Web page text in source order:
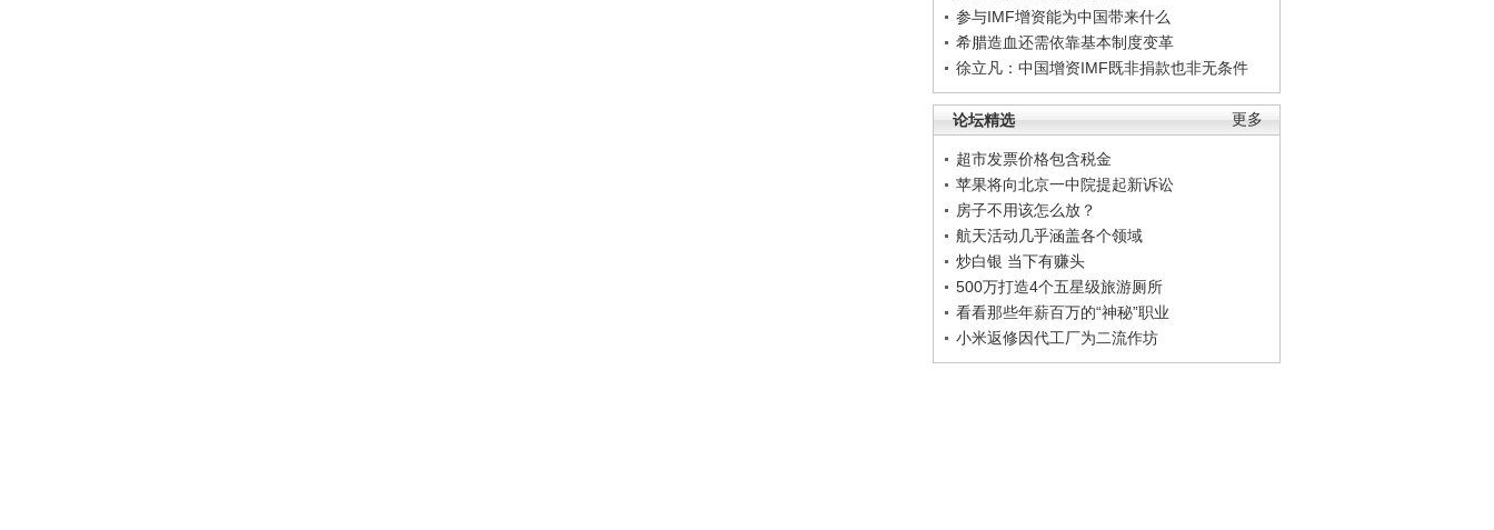
参与IMF增资能为中国带来什么
希腊造血还需依靠基本制度变革
徐立凡：中国增资IMF既非捐款也非无条件
更多
论坛精选
超市发票价格包含税金
苹果将向北京一中院提起新诉讼
房子不用该怎么放？
航天活动几乎涵盖各个领域
炒白银 当下有赚头
500万打造4个五星级旅游厕所
看看那些年薪百万的“神秘”职业
小米返修因代工厂为二流作坊